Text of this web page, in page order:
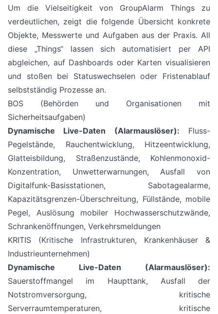
Um die Vielseitigkeit von GroupAlarm Things zu
verdeutlichen, zeigt die folgende Übersicht konkrete
Objekte, Messwerte und Aufgaben aus der Praxis. All
diese „Things“ lassen sich automatisiert per API
abgleichen, auf Dashboards oder Karten visualisieren
und stoßen bei Statuswechselen oder Fristenablauf
selbstständig Prozesse an.
BOS (Behörden und Organisationen mit
Sicherheitsaufgaben)
Dynamische Live-Daten (Alarmauslöser): Fluss-
Pegelstände, Rauchentwicklung, Hitzeentwicklung,
Glatteisbildung, Straßenzustände, Kohlenmonoxid-
Konzentration, Unwetterwarnungen, Ausfall von
Digitalfunk-Basisstationen, Sabotagealarme,
Kapazitätsgrenzen-Überschreitung, Füllstände, mobile
Pegel, Auslösung mobiler Hochwasserschutzwände,
Schrankenöffnungen, Verkehrsmeldungen
KRITIS (Kritische Infrastrukturen, Krankenhäuser &
Industrieunternehmen)
Dynamische Live-Daten (Alarmauslöser):
Sauerstoffmangel im Haupttank, Ausfall der
Notstromversorgung, kritische
Serverraumtemperaturen, kritische